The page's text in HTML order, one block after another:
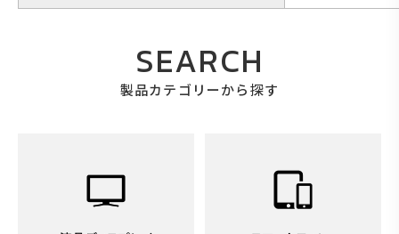
SEARCH
製品カテゴリーから探す